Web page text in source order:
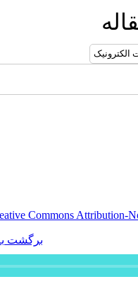
Creativeقابل بازنشر است.
به فهرست نسخه ها